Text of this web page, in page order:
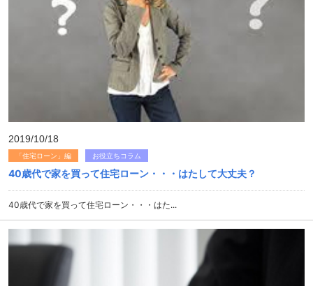
2019/10/18
「住宅ローン」編 お役立ちコラム
40歳代で家を買って住宅ローン・・・はたして大丈夫？
40歳代で家を買って住宅ローン・・・はた...